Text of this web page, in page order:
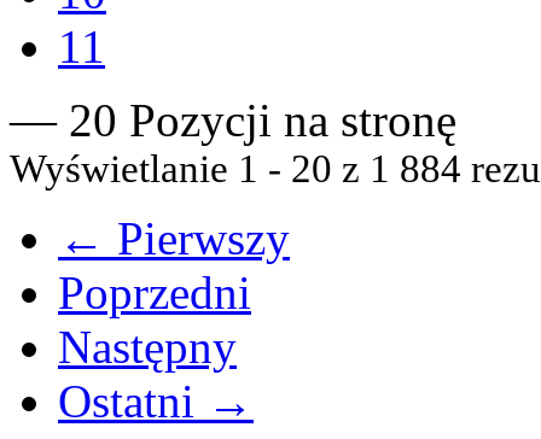
11
— 20 Pozycji na stronę
Wyświetlanie 1 - 20 z 1 884
← Pierwszy
Poprzedni
Następny
Ostatni →